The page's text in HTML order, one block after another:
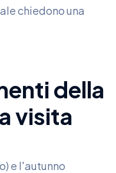
chiedono una
della
visita
e l'autunno